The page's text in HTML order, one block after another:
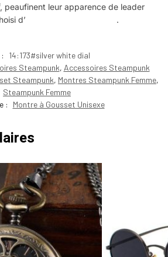
peaufinent leur apparence de leader
d’
.
14:173#silver white dial
Steampunk, Accessoires Steampunk
Steampunk, Montres Steampunk Femme,
Steampunk Femme
:
Montre à Gousset Unisexe